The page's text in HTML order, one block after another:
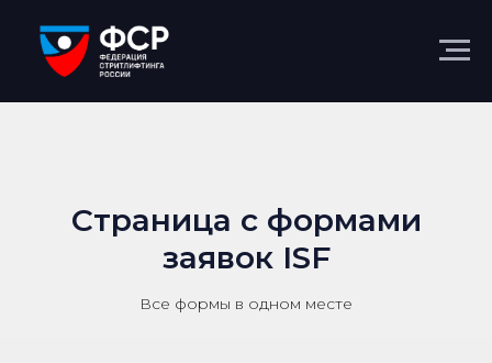
Страница с формами
заявок ISF
Все формы в одном месте